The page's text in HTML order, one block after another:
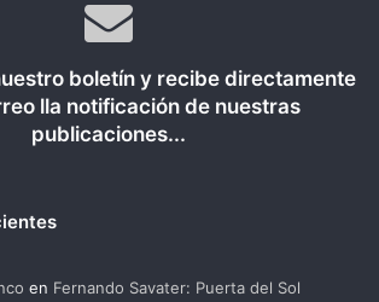
boletín y recibe directamente
lla notificación de nuestras
publicaciones...
en Fernando Savater: Puerta del Sol